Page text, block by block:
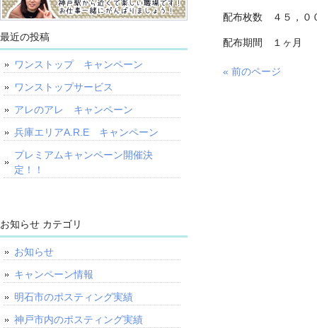
配布枚数 ４５，０
配布期間 １ヶ月
« 前のページ
最近の投稿
ワンストップ キャンペーン
ワンストップサービス
アレのアレ キャンペーン
兵庫エリアA.R.E キャンペーン
プレミアムキャンペーン開催決
定！！
お知らせ カテゴリ
お知らせ
キャンペーン情報
明石市のポスティング実績
神戸市内のポスティング実績